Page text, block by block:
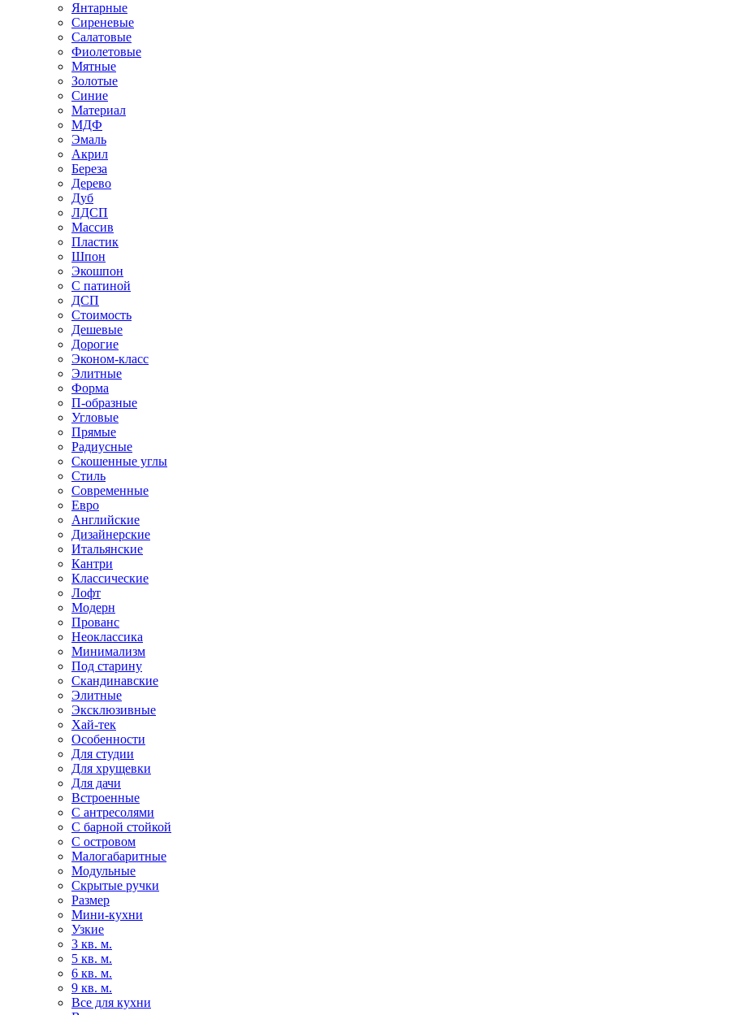
Янтарные
Сиреневые
Салатовые
Фиолетовые
Мятные
Золотые
Синие
Материал
МДФ
Эмаль
Акрил
Береза
Дерево
Дуб
ЛДСП
Массив
Пластик
Шпон
Экошпон
С патиной
ДСП
Стоимость
Дешевые
Дорогие
Эконом-класс
Элитные
Форма
П-образные
Угловые
Прямые
Радиусные
Скошенные углы
Стиль
Современные
Евро
Английские
Дизайнерские
Итальянские
Кантри
Классические
Лофт
Модерн
Прованс
Неоклассика
Минимализм
Под старину
Скандинавские
Элитные
Эксклюзивные
Хай-тек
Особенности
Для студии
Для хрущевки
Для дачи
Встроенные
С антресолями
С барной стойкой
С островом
Малогабаритные
Модульные
Скрытые ручки
Размер
Мини-кухни
Узкие
3 кв. м.
5 кв. м.
6 кв. м.
9 кв. м.
Все для кухни